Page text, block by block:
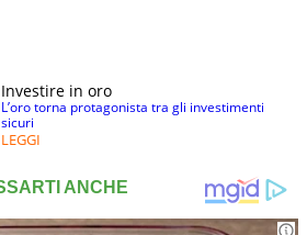
Investire in oro
L’oro torna protagonista tra gli investimenti
sicuri
LEGGI